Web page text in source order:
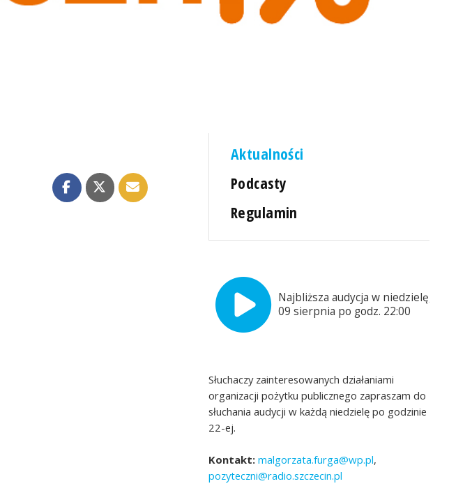
Aktualności
Podcasty
Regulamin
Najbliższa audycja w niedzielę,
09 sierpnia po godz. 22:00
Słuchaczy zainteresowanych działaniami
organizacji pożytku publicznego zapraszam do
słuchania audycji w każdą niedzielę po godzinie
22-ej.
Kontakt: malgorzata.furga@wp.pl,
pozyteczni@radio.szczecin.pl